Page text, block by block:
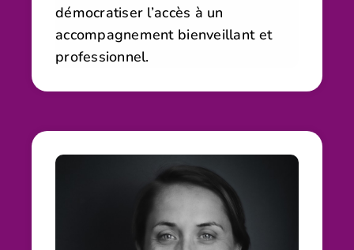
démocratiser l’accès à un
accompagnement bienveillant et
professionnel.